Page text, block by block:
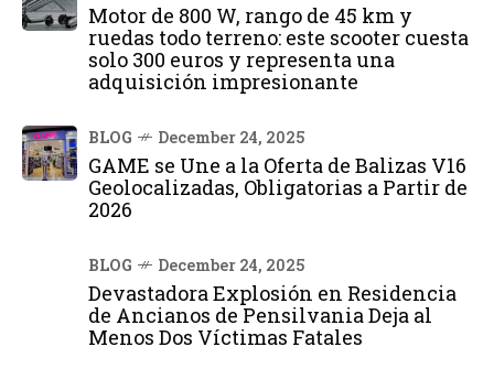
Motor de 800 W, rango de 45 km y
ruedas todo terreno: este scooter cuesta
solo 300 euros y representa una
adquisición impresionante
BLOG December 24, 2025
GAME se Une a la Oferta de Balizas V16
Geolocalizadas, Obligatorias a Partir de
2026
BLOG December 24, 2025
Devastadora Explosión en Residencia
de Ancianos de Pensilvania Deja al
Menos Dos Víctimas Fatales